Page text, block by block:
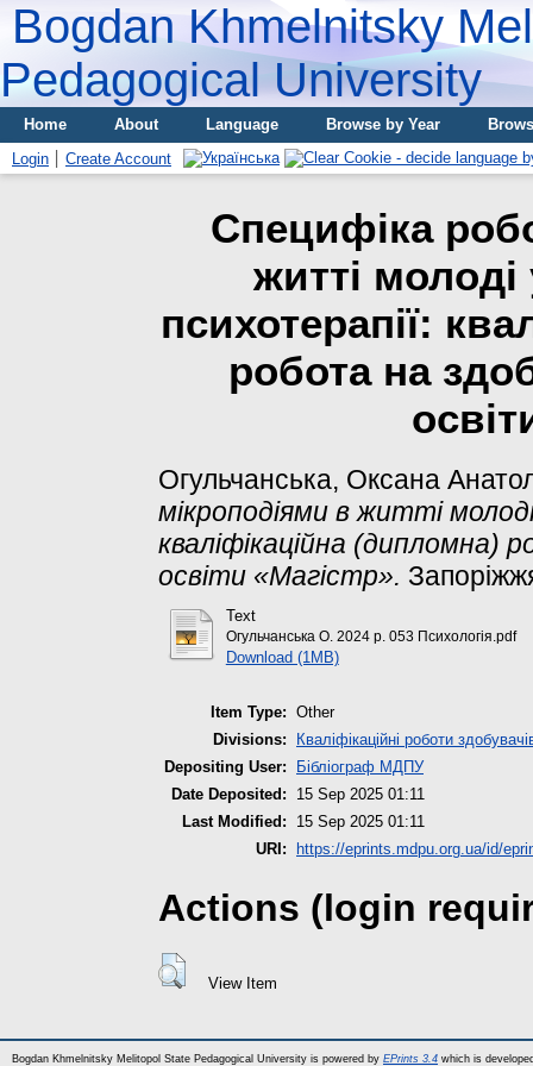
Bogdan Khmelnitsky
Pedagogical University
Home About Language Browse by Year
Login
Create Account
Специфіка
житті молоді
психотерапії:
робота на
Огульчанська, Оксана
мікроподіями в житті
кваліфікаційна
освіти «Магістр».
Text
Огульчанська О. 2024 р. 053 Психологія.pdf
Download (1MB)
Item Type: Other
Divisions:
Кваліфікаційні роботи
Depositing User:
Бібліограф МДПУ
Date Deposited:
15 Sep 2025 01:11
Last Modified:
15 Sep 2025 01:11
URI:
https://eprints.mdpu.org.ua/id/
Actions (login
View Item
Bogdan Khmelnitsky Melitopol State Pedagogical University is powered by EPrints 3.4 which is